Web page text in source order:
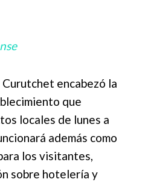
encabezó la
que
locales de lunes a
además como
los visitantes,
sobre hotelería y